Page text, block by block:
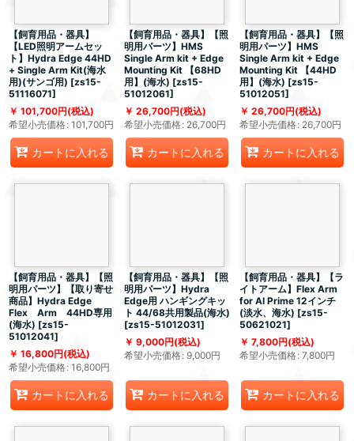
【飼育用品・器具】
【LED照明アームセッ
ト】Hydra Edge 44HD
+ Single Arm Kit(海水
用)(サンゴ用) [zs15-
51116071]
101,700円(税込)
希望小売価格: 101,700円
カートに入れる
【飼育用品・器具】【照
明用パーツ】HMS
Single Arm kit + Edge
Mounting Kit 【68HD
用】(海水) [zs15-
51012061]
26,700円(税込)
希望小売価格: 26,700円
カートに入れる
【飼育用品・器具】【照
明用パーツ】HMS
Single Arm kit + Edge
Mounting Kit 【44HD
用】(海水) [zs15-
51012051]
26,700円(税込)
希望小売価格: 26,700円
カートに入れる
【飼育用品・器具】【照
明用パーツ】【取り寄せ
商品】Hydra Edge
Flex Arm 44HD専用
(海水) [zs15-
51012041]
16,800円(税込)
希望小売価格: 16,800円
カートに入れる
【飼育用品・器具】【照
明用パーツ】Hydra
Edge用 ハンギングキッ
ト 44/68共用製品(海水)
[zs15-51012031]
9,000円(税込)
希望小売価格: 9,000円
カートに入れる
【飼育用品・器具】【ラ
イトアーム】Flex Arm
for AI Prime 12インチ
(淡水、海水) [zs15-
50621021]
7,800円(税込)
希望小売価格: 7,800円
カートに入れる